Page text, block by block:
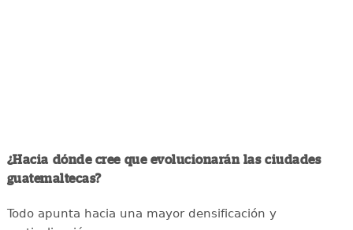
¿Hacia dónde cree que evolucionarán las ciudades
guatemaltecas?
Todo apunta hacia una mayor densificación y